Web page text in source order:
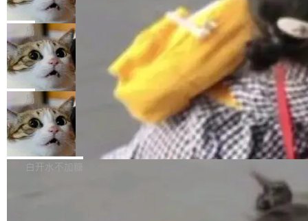
数字电视技术方向的博士生，长期从事视频、音
频技...
超出原定预算 860%。 更令人意外的是，该项目
最终并未成功落地，而高额算力消耗持续运行长
达 5 个月，公司直到财务对账时才察觉异常。这
意味着一个无人看管的 AI 程序，在近半年时间
里日夜不停地"烧钱"。 复盘显示，...
2027 年就能追上美国前沿实验室的水平。 Dela
ngue 把原因归结为一件事：开放协作。中国的
AI 开发者在一个共享和协作的生态里加速迭代，
而美国模型厂商在"闭门造车"。他的原话是 "buil
ding in silos"——各自为战，互不通气。 这个判
断从他嘴里说出来分量不同。Hugging Face 是
全球最大的开源 AI 平台，上面跑着上百万个模
型。谁在开源赛道上领先，...
统，开发者工具必须开源
五年前，David Crawshaw 问过很多软件工程师
一个问题：你写过什么给自己用的程序？答案几
乎都是没有。工程师们整天用别人写的程序写程
序给别人用。偶尔有人自己写个博客系统、智能
家居控制、家庭实验室，都算稀奇事。 Crawsh
aw 是 Shelley 的作者，一个开源 AI coding age
nt。他最近在博客上写了一篇文章，核心论点很
简单：开发者工具必须开源。 理由不是传统的自
由软件情怀，而是一个跟 AI agent 直接相关的
技术判断。 两行 prompt 就能个性化任何软件 C
局
DeepSeek Harness 宣布内测邀请，全
网最大规模开源 Agent 路演现场诞生
一条内测招募帖，发出去的时候大概没人想到它
会变成一场开源 Agent 生态的路演。 8月1日，
DeepSeek Harness 团队负责人崔添翼（tiany
i）在 X 上发帖： 「如果你是 Agent Harness 相
关开源项目的开发者，希望参加 DeepSeek Har
ness 的内测，可以回复或私信联系我。请附上
局
商汤 SenseNova U1.5-Lite-Preview
开源
商汤科技宣布面向社区开源轻量级统一多模态模
型的预览版本 SenseNova U1.5-Lite-Preview。
白开水不加糖